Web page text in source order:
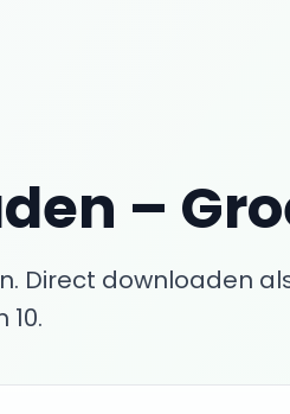
–
Direct downloaden als